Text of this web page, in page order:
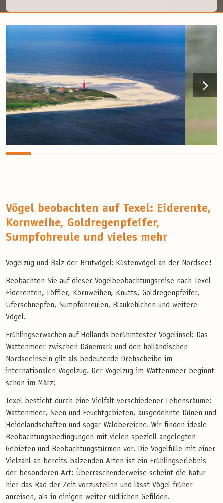
Vögel beobachten auf Texel: Eiderente,
Kornweihe, Goldregenpfeifer,
Sumpfohreule und vieles mehr
Vogelzug und Balz der Brutvögel: Küstenvögel an der Nordsee!
Beobachten Sie auf dieser Vogelbeobachtungsreise nach Texel
Eiderenten, Löffler, Kornweihen, Knutts, Goldregenpfeifer,
Uferschnepfen, Sumpfohreulen, Blaukehlchen und weitere
Vögel.
Frühlingserwachen auf Hollands berühmtester Vogelinsel: Das
Wattenmeer zwischen Dänemark und den holländischen
Nordseeinseln gilt als bedeutende Drehscheibe im
internationalen Vogelzug. Der Vogelzug im Wattenmeer beginnt
schon im März!
Texel besticht durch eine Vielfalt verschiedener Lebensräume:
Wattenmeer, Seen und Feuchtgebieten, ausgedehnte Dünen und
Heidelandschaften und sogar Waldbereiche. Wir finden ideale
Beobachtungsbedingungen mit vielen speziell angelegten
Gebieten und Beobachtungstürmen vor. Die Vogelfülle mit einer
Vielzahl an bereits balzenden Arten ist ein Frühlingserlebnis
der besonderen Art: Überraschenderweise scheint die Natur
hier das Rad der Zeit vorzustellen und lässt Vögel früher
anreisen, als in einigen weiter südlichen Gefilden.